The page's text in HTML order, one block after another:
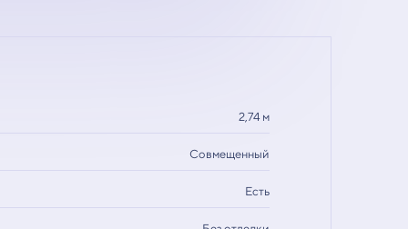
2,74 м
Совмещенный
Есть